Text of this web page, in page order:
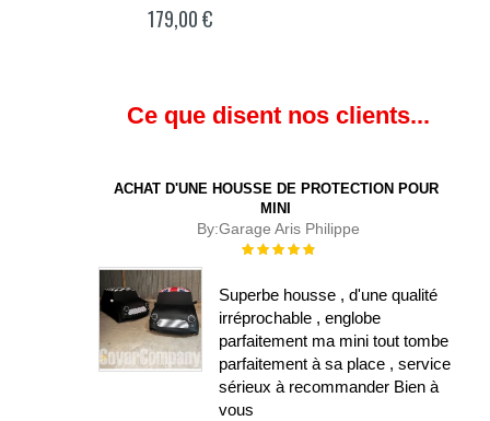
179,00 €
Ce que disent nos clients...
ACHAT D'UNE HOUSSE DE PROTECTION POUR
MINI
By:Garage Aris Philippe
Évaluation :
Superbe housse , d'une qualité
irréprochable , englobe
parfaitement ma mini tout tombe
parfaitement à sa place , service
sérieux à recommander Bien à
vous